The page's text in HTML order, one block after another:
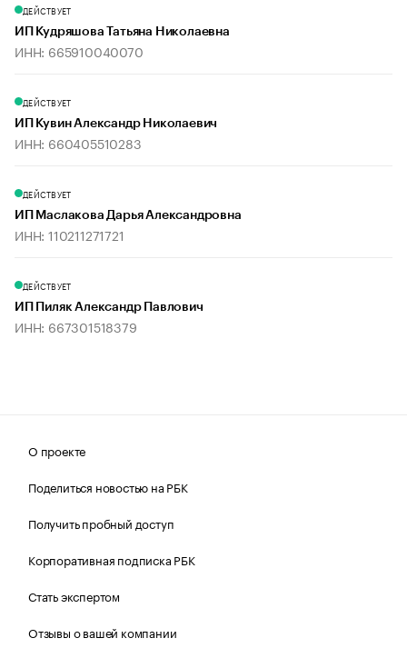
ДЕЙСТВУЕТ
ИП Кудряшова Татьяна Николаевна
ИНН: 665910040070
ДЕЙСТВУЕТ
ИП Кувин Александр Николаевич
ИНН: 660405510283
ДЕЙСТВУЕТ
ИП Маслакова Дарья Александровна
ИНН: 110211271721
ДЕЙСТВУЕТ
ИП Пиляк Александр Павлович
ИНН: 667301518379
О проекте
Поделиться новостью на РБК
Получить пробный доступ
Корпоративная подписка РБК
Стать экспертом
Отзывы о вашей компании